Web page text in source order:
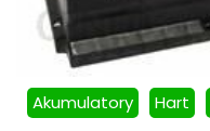
Akumulatory Hart